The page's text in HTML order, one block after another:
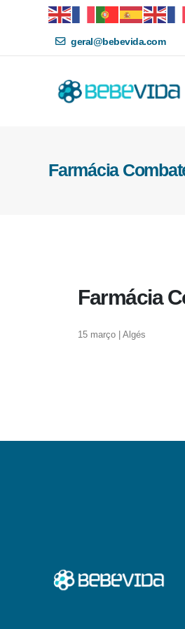
geral@bebevida.com
Farmácia
Farmácia
15 março | Algés